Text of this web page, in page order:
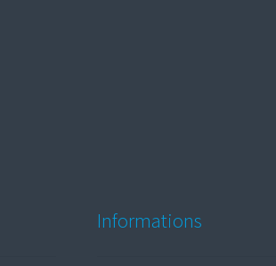
Informations